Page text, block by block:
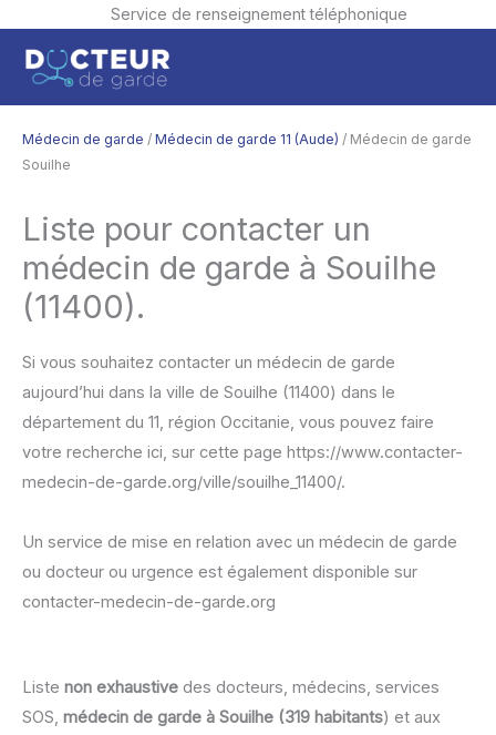
Service de renseignement téléphonique
contenu
Médecin de garde / Médecin de garde 11 (Aude) / Médecin de garde
Souilhe
Liste pour contacter un
médecin de garde à Souilhe
(11400).
Si vous souhaitez contacter un médecin de garde
aujourd’hui dans la ville de Souilhe (11400) dans le
département du 11, région Occitanie, vous pouvez faire
votre recherche ici, sur cette page https://www.contacter-
medecin-de-garde.org/ville/souilhe_11400/.
Un service de mise en relation avec un médecin de garde
ou docteur ou urgence est également disponible sur
contacter-medecin-de-garde.org
Liste non exhaustive des docteurs, médecins, services
SOS, médecin de garde à Souilhe (319 habitants) et aux